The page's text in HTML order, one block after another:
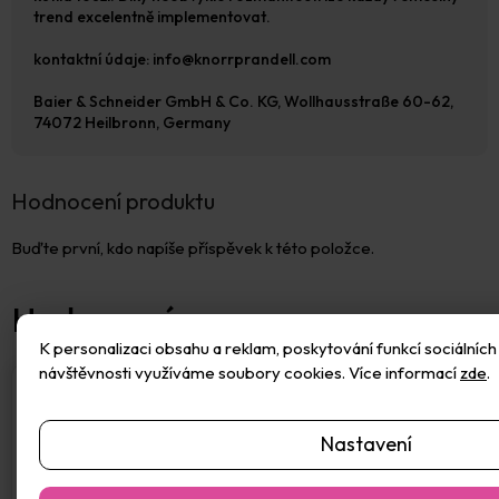
K personalizaci obsahu a reklam, poskytování funkcí
návštěvnosti využíváme soubory cookies. Více informací zde.
Nastavení
Hodnocení produktu
Buďte první, kdo napíše příspěvek k této položce.
trend excelentně implementovat.
kontaktní údaje: info@knorrprandell.com
Baier & Schneider GmbH & Co. KG, Wollhausstraße 60-62,
74072 Heilbronn, Germany